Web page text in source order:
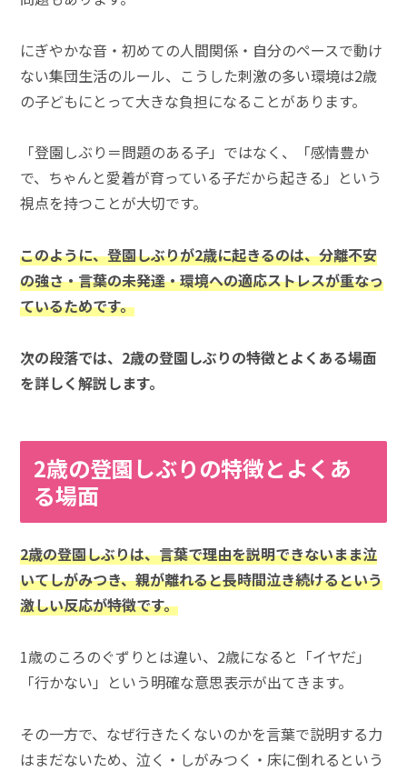
にぎやかな音・初めての人間関係・自分のペースで動け
ない集団生活のルール、こうした刺激の多い環境は2歳
の子どもにとって大きな負担になることがあります。
「登園しぶり＝問題のある子」ではなく、「感情豊か
で、ちゃんと愛着が育っている子だから起きる」という
視点を持つことが大切です。
このように、登園しぶりが2歳に起きるのは、分離不安
の強さ・言葉の未発達・環境への適応ストレスが重なっ
ているためです。
次の段落では、2歳の登園しぶりの特徴とよくある場面
を詳しく解説します。
2歳の登園しぶりの特徴とよくあ
る場面
2歳の登園しぶりは、言葉で理由を説明できないまま泣
いてしがみつき、親が離れると長時間泣き続けるという
激しい反応が特徴です。
1歳のころのぐずりとは違い、2歳になると「イヤだ」
「行かない」という明確な意思表示が出てきます。
その一方で、なぜ行きたくないのかを言葉で説明する力
はまだないため、泣く・しがみつく・床に倒れるという